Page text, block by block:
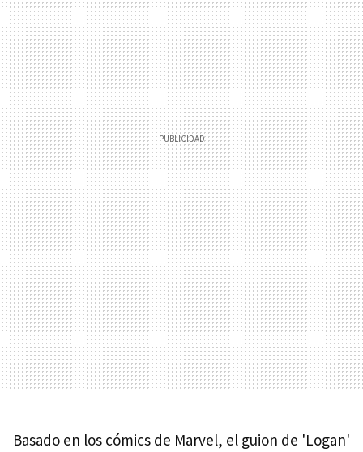
Basado en los cómics de Marvel, el guion de 'Logan'